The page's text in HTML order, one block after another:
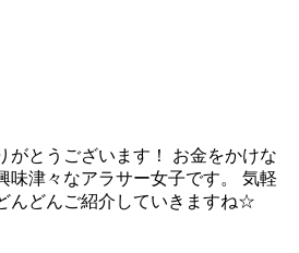
がとうございます！ お金をかけな
味津々なアラサー女子です。 気軽
んどんご紹介していきますね☆